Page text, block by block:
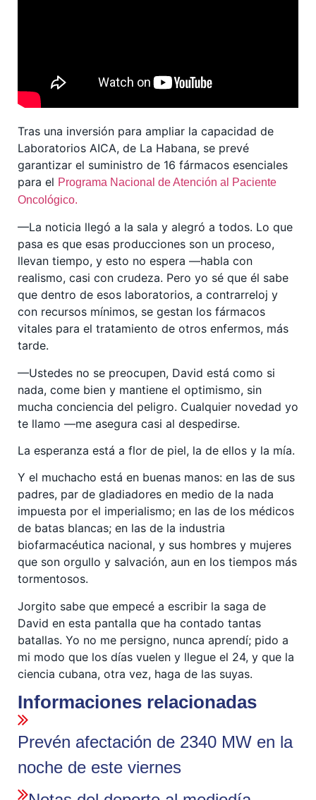
Tras una inversión para ampliar la capacidad de
Laboratorios AICA, de La Habana, se prevé
garantizar el suministro de 16 fármacos esenciales
para el Programa Nacional de Atención al Paciente
Oncológico.
—La noticia llegó a la sala y alegró a todos. Lo que
pasa es que esas producciones son un proceso,
llevan tiempo, y esto no espera —habla con
realismo, casi con crudeza. Pero yo sé que él sabe
que dentro de esos laboratorios, a contrarreloj y
con recursos mínimos, se gestan los fármacos
vitales para el tratamiento de otros enfermos, más
tarde.
—Ustedes no se preocupen, David está como si
nada, come bien y mantiene el optimismo, sin
mucha conciencia del peligro. Cualquier novedad yo
te llamo —me asegura casi al despedirse.
La esperanza está a flor de piel, la de ellos y la mía.
Y el muchacho está en buenas manos: en las de sus
padres, par de gladiadores en medio de la nada
impuesta por el imperialismo; en las de los médicos
de batas blancas; en las de la industria
biofarmacéutica nacional, y sus hombres y mujeres
que son orgullo y salvación, aun en los tiempos más
tormentosos.
Jorgito sabe que empecé a escribir la saga de
David en esta pantalla que ha contado tantas
batallas. Yo no me persigno, nunca aprendí; pido a
mi modo que los días vuelen y llegue el 24, y que la
ciencia cubana, otra vez, haga de las suyas.
Informaciones relacionadas
Prevén afectación de 2340 MW en la
noche de este viernes